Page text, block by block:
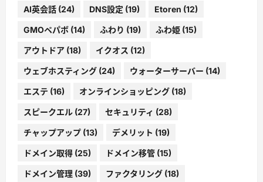
AI英会話 (24) DNS設定 (19) Etoren (12)
GMOペパボ (14) ふわり (19) ふわ姫 (15)
アウトドア (18) イクオス (12)
ウェブホスティング (24) ウォーターサーバー (14)
エステ (16) オンラインショッピング (18)
スピークエル (27) セキュリティ (28)
チャップアップ (13) デメリット (19)
ドメイン取得 (25) ドメイン移管 (15)
ドメイン管理 (39) ファクタリング (18)